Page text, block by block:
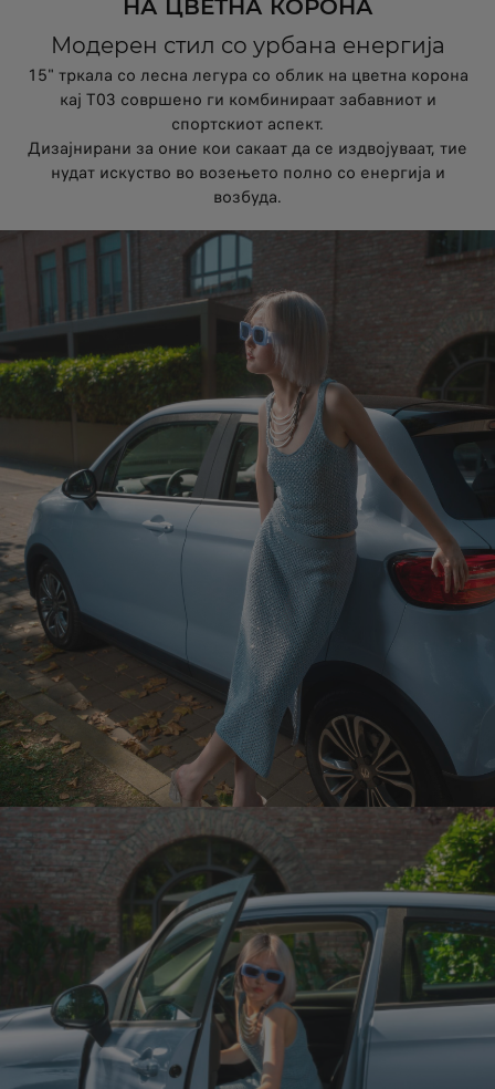
НА ЦВЕТНА КОРОНА
Модерен стил со урбана енергија
15" тркала со лесна легура со облик на цветна корона
кај T03 совршено ги комбинираат забавниот и
спортскиот аспект.
Дизајнирани за оние кои сакаат да се издвојуваат, тие
нудат искуство во возењето полно со енергија и
возбуда.